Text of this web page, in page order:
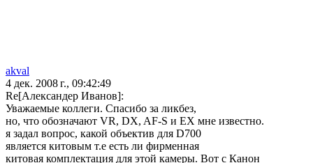
akval
4 дек. 2008 г., 09:42:49
Re[Александер Иванов]:
Уважаемые коллеги. Спасибо за ликбез,
но, что обозначают VR, DX, AF-S и EX мне известно.
я задал вопрос, какой объектив для D700
является китовым т.е есть ли фирменная
китовая комплектация для этой камеры. Вот с Канон